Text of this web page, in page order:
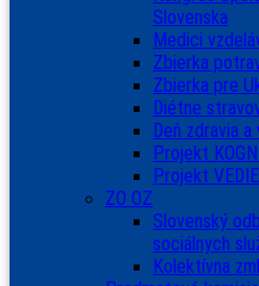
Slovenska
Medici
Zbierka
Zbierka pre
Diétne
Deň zdravia
Projekt
Projekt
ZO OZ
Slovenský
sociálnych
Kolektívna